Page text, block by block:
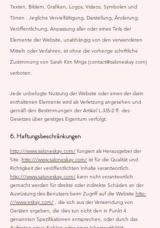
Texten, Bildern, Grafiken, Logos, Videos, Symbolen und
Tönen . Jegliche Vervielfältigung, Darstellung, Änderung,
Veröffentlichung, Anpassung aller oder eines Teils der
Elemente der Website, unabhängig von den verwendeten
Mitteln oder Verfahren, ist ohne die vorherige schriftliche
Zustimmung von Sarah Kim Mriga (contact@saloneskay.com)
verboten.
Jede unbefugte Nutzung der Website oder eines der darin
enthaltenen Elemente wird als Verletzung angesehen und
gemäß den Bestimmungen der Artikel L.335-2 ff. des
Gesetzes über geistiges Eigentum verfolgt.
6. Haftungsbeschränkungen
http:///www.saloneskay.com/ fungiert als Herausgeber der
Site. http:///www.saloneskay.com/ ist für die Qualität und
Richtigkeit der veröffentlichten Inhalte verantwortlich.
http:///www.saloneskay.com/ kann nicht verantwortlich
gemacht werden für direkte oder indirekte Schäden an der
Ausrüstung des Benutzers beim Zugriff auf die Website http:
///www.eskay.com/ , die sich aus der Verwendung von
Geräten ergeben, die dies tun nicht den in Punkt 4
genannten Spezifikationen entsprechen, oder durch das